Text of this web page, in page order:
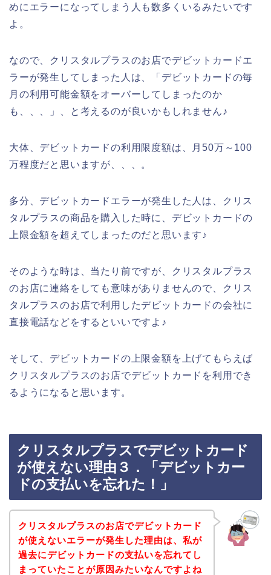
めにエラーになってしまう人も数多くいるみたいです
よ。
なので、クリスタルプラスのお店でデビットカードエ
ラーが発生してしまった人は、「デビットカードの毎
月の利用可能金額をオーバーしてしまったのか
も、、、」、と考えるのが良いかもしれません♪
大体、デビットカードの利用限度額は、月50万～100
万程度だと思いますが、、、。
多分、デビットカードエラーが発生した人は、クリス
タルプラスの商品を購入した時に、デビットカードの
上限金額を超えてしまったのだと思います♪
そのような時は、当たり前ですが、クリスタルプラス
のお店に連絡をしても意味がありませんので、クリス
タルプラスのお店で利用したデビットカードの会社に
直接電話などをするといいですよ♪
そして、デビットカードの上限金額を上げてもらえば
クリスタルプラスのお店でデビットカードを利用でき
るようになると思います。
クリスタルプラスでデビットカード
が使えない理由３．「デビットカー
ドの支払いを忘れた！」
クリスタルプラスのお店でデビットカード
が使えないエラーが発生した理由は、私が
過去にデビットカードの支払いを忘れてし
まっていたことが原因みたいなんですよね